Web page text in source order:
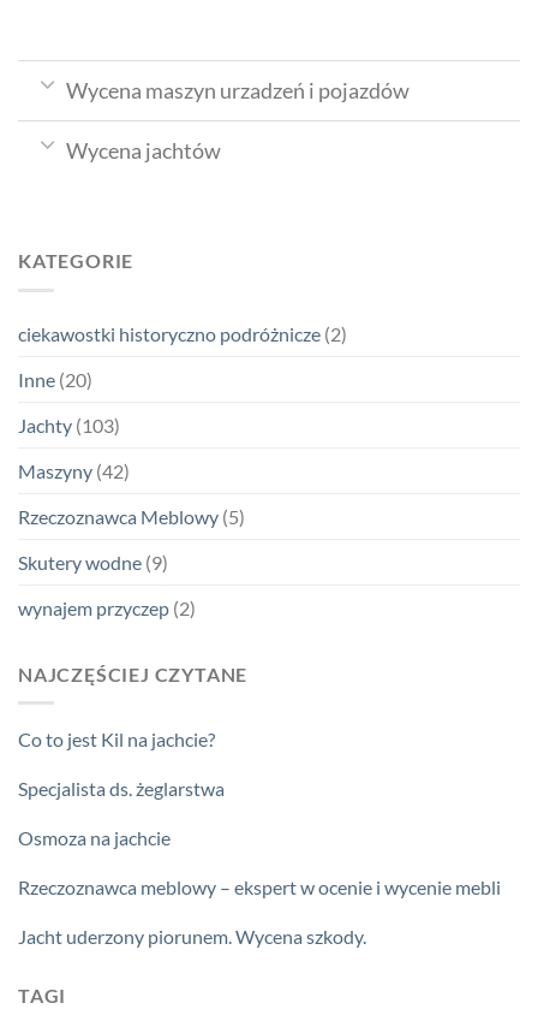
Wycena maszyn urzadzeń i pojazdów
Wycena jachtów
KATEGORIE
ciekawostki historyczno podróżnicze (2)
Inne (20)
Jachty (103)
Maszyny (42)
Rzeczoznawca Meblowy (5)
Skutery wodne (9)
wynajem przyczep (2)
NAJCZĘŚCIEJ CZYTANE
Co to jest Kil na jachcie?
Specjalista ds. żeglarstwa
Osmoza na jachcie
Rzeczoznawca meblowy – ekspert w ocenie i wycenie mebli
Jacht uderzony piorunem. Wycena szkody.
TAGI